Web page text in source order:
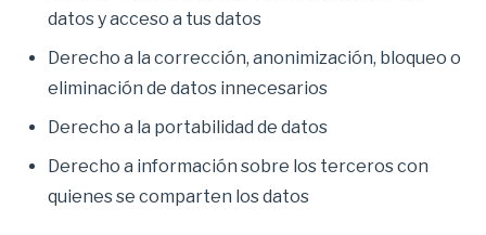
datos y acceso a tus datos
Derecho a la corrección, anonimización, bloqueo o
eliminación de datos innecesarios
Derecho a la portabilidad de datos
Derecho a información sobre los terceros con
quienes se comparten los datos